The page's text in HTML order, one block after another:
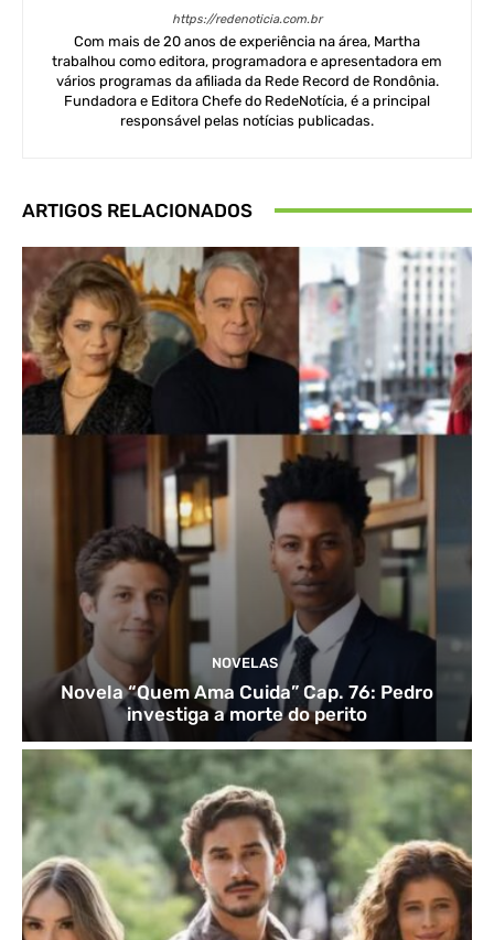
https://redenoticia.com.br
Com mais de 20 anos de experiência na área, Martha
trabalhou como editora, programadora e apresentadora em
vários programas da afiliada da Rede Record de Rondônia.
Fundadora e Editora Chefe do RedeNotícia, é a principal
responsável pelas notícias publicadas.
ARTIGOS RELACIONADOS
NOVELAS
Novela “Quem Ama Cuida” Cap. 76: Pedro
investiga a morte do perito